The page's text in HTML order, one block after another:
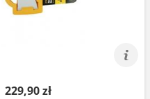
229,90 zł